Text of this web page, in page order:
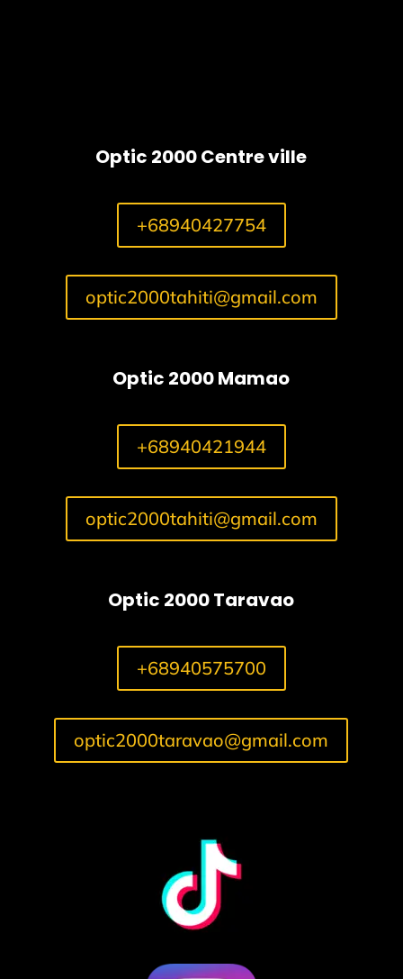
Optic 2000 Centre ville
+68940427754
optic2000tahiti@gmail.com
Optic 2000 Mamao
+68940421944
optic2000tahiti@gmail.com
Optic 2000 Taravao
+68940575700
optic2000taravao@gmail.com